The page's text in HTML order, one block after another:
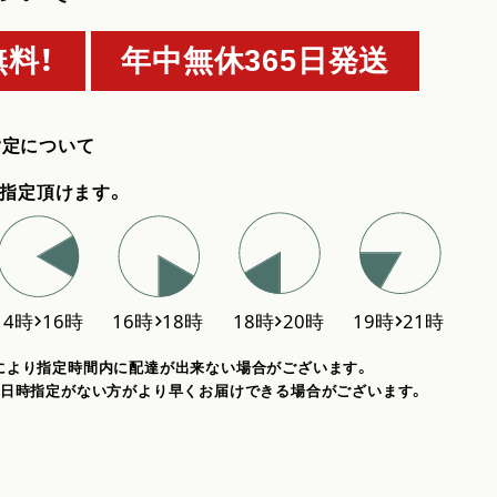
！ 年中無休365日発送
について
定頂けます。
り指定時間内に配達が出来ない場合がございます。
時指定がない方がより早くお届けできる場合がございます。